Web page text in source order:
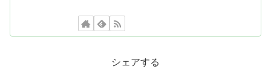
シェアする